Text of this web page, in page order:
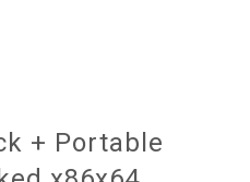
+ Portable